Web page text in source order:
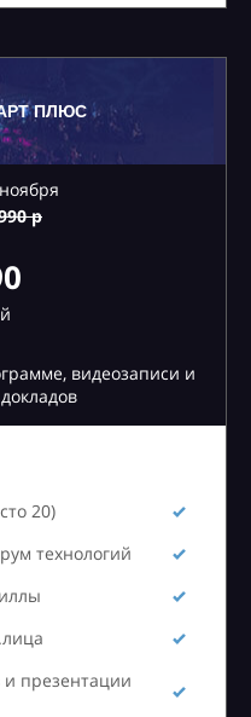
ПЛЮС
р
видеозаписи и
20)
технологий
и презентации